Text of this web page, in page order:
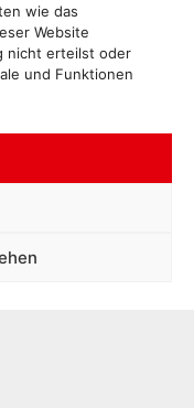
wie das
Website
nicht erteilst oder
und Funktionen